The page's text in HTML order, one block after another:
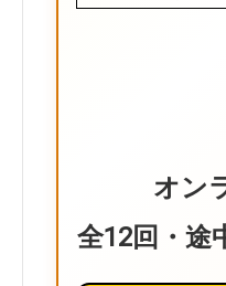
オン
全12回・途